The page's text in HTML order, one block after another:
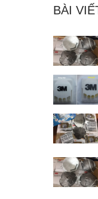
BÀI